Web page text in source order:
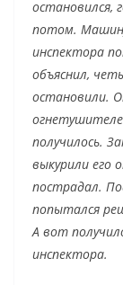
остановился,
потом.
инспектора
объяснил,
остановили.
получилось.
выкурили его
пострадал.
попытался
А вот
инспектора.